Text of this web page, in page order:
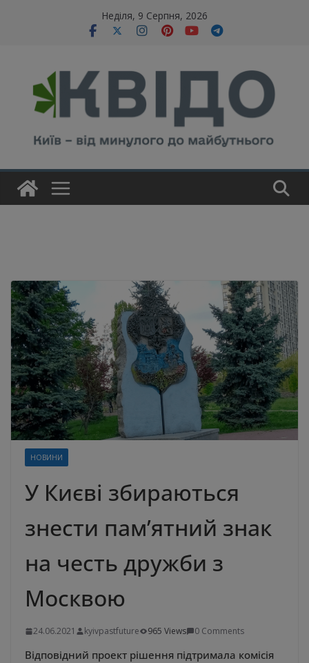
Неділя, 9 Серпня, 2026
НОВИНИ
У Києві збираються
знести пам’ятний знак
на честь дружби з
Москвою
24.06.2021 kyivpastfuture 965 Views 0 Comments
Відповідний проект рішення підтримала комісія
modal-check